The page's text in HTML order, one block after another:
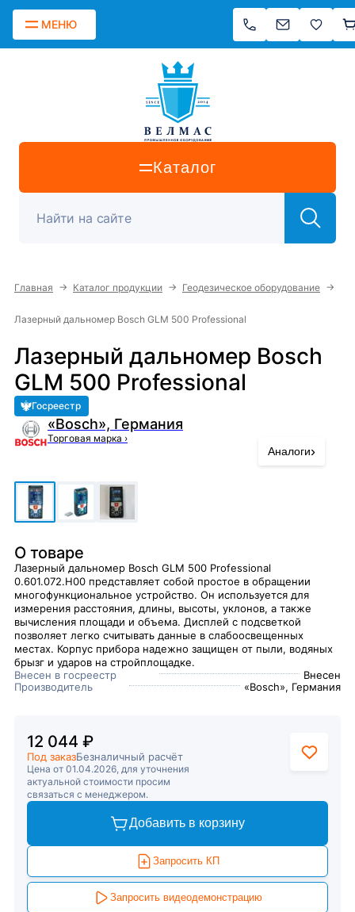
МЕНЮ
Каталог
Главная → Каталог продукции → Геодезическое оборудование →
Лазерный дальномер Bosch GLM 500 Professional
Лазерный дальномер Bosch
GLM 500 Professional
Госреестр
«Bosch», Германия
Торговая марка ›
Аналоги›
О товаре
Лазерный дальномер Bosch GLM 500 Professional
0.601.072.H00 представляет собой простое в обращении
многофункциональное устройство. Он используется для
измерения расстояния, длины, высоты, уклонов, а также
вычисления площади и объема. Дисплей с подсветкой
позволяет легко считывать данные в слабоосвещенных
местах. Корпус прибора надежно защищен от пыли, водяных
брызг и ударов на стройплощадке.
Внесен в госреестр
Внесен
Производитель
«Bosch», Германия
12 044 ₽
Под заказБезналичный расчёт
Цена от 01.04.2026, для уточнения
актуальной стоимости просим
связаться с менеджером.
Добавить в корзину
Запросить КП
Запросить видеодемонстрацию